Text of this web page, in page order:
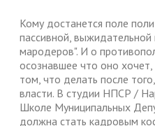
Кому достанется поле
пассивной, выжидательной
мародеров". И о
осознавшее что оно
том, что делать после
власти. В студии НПСР /
Школе Муниципальных
должна стать кадровым